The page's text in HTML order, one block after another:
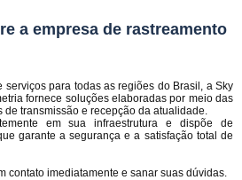
a empresa de rastreamento
serviços para todas as regiões do Brasil, a Sky
fornece soluções elaboradas por meio das
transmissão e recepção da atualidade.
em sua infraestrutura e dispõe de
garante a segurança e a satisfação total de
contato imediatamente e sanar suas dúvidas.